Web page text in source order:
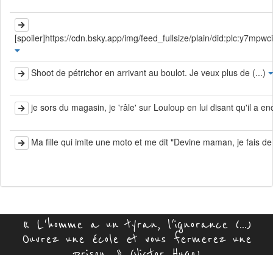
[spoiler]https://cdn.bsky.app/img/feed_fullsize/plain/
Shoot de pétrichor en arrivant au boulot. Je veux plus de (...)
je sors du magasin, je 'râle' sur Louloup en lui disant qu'il a
Ma fille qui imite une moto et me dit "Devine maman, je fais
« L'homme a un tyran, l'ignorance (...)
Ouvrez une école et vous fermerez une